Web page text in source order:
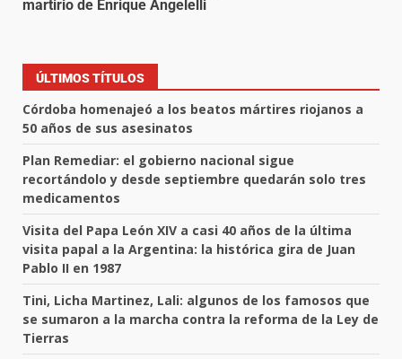
martirio de Enrique Angelelli
ÚLTIMOS TÍTULOS
Córdoba homenajeó a los beatos mártires riojanos a
50 años de sus asesinatos
Plan Remediar: el gobierno nacional sigue
recortándolo y desde septiembre quedarán solo tres
medicamentos
Visita del Papa León XIV a casi 40 años de la última
visita papal a la Argentina: la histórica gira de Juan
Pablo II en 1987
Tini, Licha Martinez, Lali: algunos de los famosos que
se sumaron a la marcha contra la reforma de la Ley de
Tierras